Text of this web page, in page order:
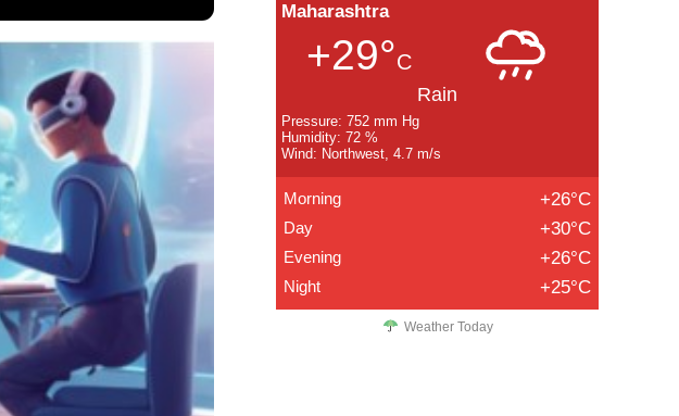
Maharashtra
+29°C
Rain
Pressure: 752 mm Hg
Humidity: 72 %
Wind: Northwest, 4.7 m/s
Morning +26°C
Day +30°C
Evening +26°C
Night +25°C
Weather Today